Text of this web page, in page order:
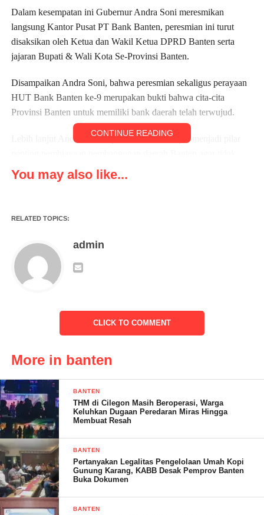
Dalam kesempatan ini Gubernur Andra Soni meresmikan
langsung Kantor Pusat PT Bank Banten, peresmian ini turut
disaksikan oleh Ketua dan Wakil Ketua DPRD Banten serta
jajaran Bupati & Wali Kota Se-Provinsi Banten.
Disampaikan Andra Soni, bahwa peresmian sekaligus perayaan
HUT Bank Banten ke-9 merupakan bukti bahwa cita-cita
Provinsi Banten untuk memiliki bank daerah telah terwujud.
Lebih lanjut Andra berharap Bank Banten dapat menjadi pilar
bergantung pada sumber dana dari luar daerah.
telah terwujud. Bank Banten harus menjadi pilar penting
pembiayaan pembangunan agar kita tidak bergantung pada
sumber dana dari luar daerah,” tutur Andra Soni.
Sejalan dengan itu Ketua DPRD Banten Fahmi Hakim dalam
sebagai bank daerah adalah menggerakan pembangunan
ekonomi daerah untuk meningkatkan taraf kehidupan
HUT Bank Banten ke-9 diharapkan menjadi momen perubahan
penting bagi Bank Banten untuk menjadi lebih baik.
“HUT Bank Banten ke-9 kali ini juga kita harapkan menjadi
momen perubahan penting bagi Bank Banten untuk terus
bergerak menjadi lebih baik”, ungkap Fahmi Hakim.
Dalam acara ini juga turut diberikan bantuan sosial Jaminan
Sosial Keluarga Provinsi Banten Tahun 2025 yang disalurkan
langsung oleh Wakil Ketua DPRD Banten Yudi Budi Wibowo
kepada masyarakat yang membutuhkan. (Red)
CONTINUE READING
You may also like...
RELATED TOPICS:
admin
CLICK TO COMMENT
More in banten
BANTEN
THM di Cilegon Masih Beroperasi, Warga
Keluhkan Dugaan Peredaran Miras Hingga
Membuat Resah
BANTEN
Pertanyakan Legalitas Pengelolaan Umah Kopi
Gunung Karang, KABB Desak Pemprov Banten
Buka Dokumen
BANTEN